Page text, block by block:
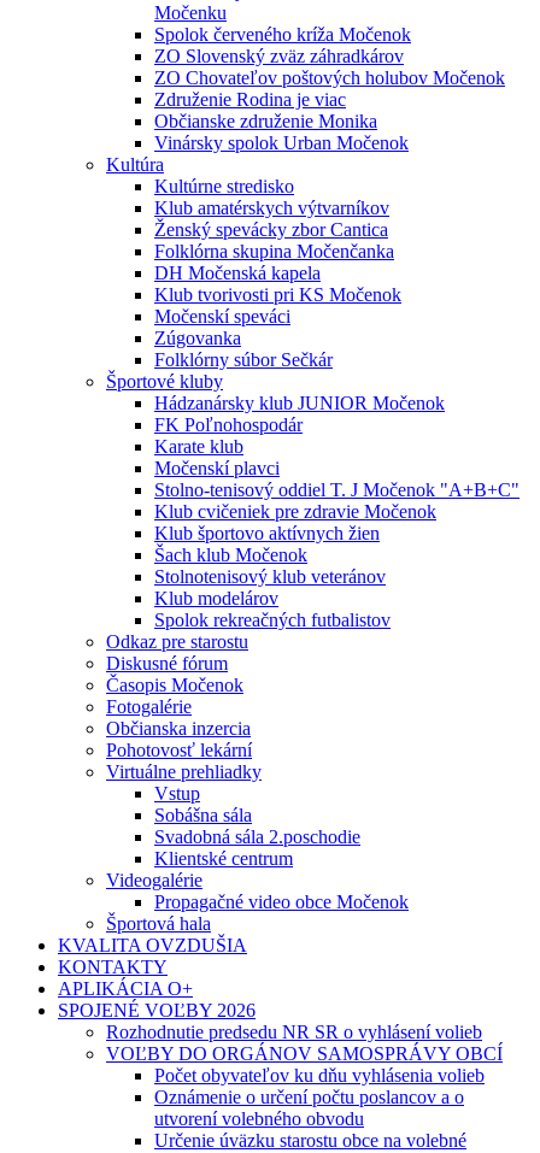
Močenku
Spolok červeného kríža Močenok
ZO Slovenský zväz záhradkárov
ZO Chovateľov poštových holubov Močenok
Združenie Rodina je viac
Občianske združenie Monika
Vinársky spolok Urban Močenok
Kultúra
Kultúrne stredisko
Klub amatérskych výtvarníkov
Ženský spevácky zbor Cantica
Folklórna skupina Močenčanka
DH Močenská kapela
Klub tvorivosti pri KS Močenok
Močenskí speváci
Zúgovanka
Folklórny súbor Sečkár
Športové kluby
Hádzanársky klub JUNIOR Močenok
FK Poľnohospodár
Karate klub
Močenskí plavci
Stolno-tenisový oddiel T. J Močenok "A+B+C"
Klub cvičeniek pre zdravie Močenok
Klub športovo aktívnych žien
Šach klub Močenok
Stolnotenisový klub veteránov
Klub modelárov
Spolok rekreačných futbalistov
Odkaz pre starostu
Diskusné fórum
Časopis Močenok
Fotogalérie
Občianska inzercia
Pohotovosť lekární
Virtuálne prehliadky
Vstup
Sobášna sála
Svadobná sála 2.poschodie
Klientské centrum
Videogalérie
Propagačné video obce Močenok
Športová hala
KVALITA OVZDUŠIA
KONTAKTY
APLIKÁCIA O+
SPOJENÉ VOĽBY 2026
Rozhodnutie predsedu NR SR o vyhlásení volieb
VOĽBY DO ORGÁNOV SAMOSPRÁVY OBCÍ
Počet obyvateľov ku dňu vyhlásenia volieb
Oznámenie o určení počtu poslancov a o
utvorení volebného obvodu
Určenie úväzku starostu obce na volebné